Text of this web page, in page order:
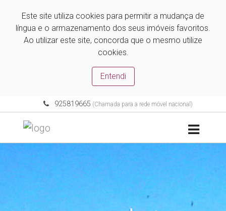
Este site utiliza cookies para permitir a mudança de
língua e o armazenamento dos seus imóveis favoritos.
Ao utilizar este site, concorda que o mesmo utilize
cookies.
Entendi
925819665 (Chamada para a rede móvel nacional)